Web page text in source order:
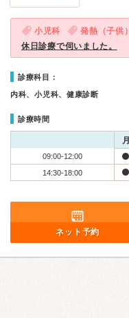
小児科 発熱（子供）
休日診療で伺いました。
診療科目：
内科、小児科、健康診断
診療時間
月
09:00-12:00
14:30-18:00
ネット予約